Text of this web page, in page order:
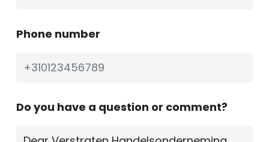
Phone number
Do you have a question or comment?